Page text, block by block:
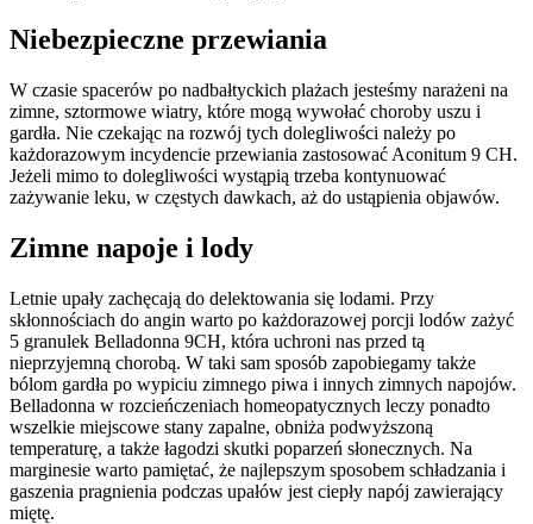
Niebezpieczne przewiania
W czasie spacerów po nadbałtyckich plażach jesteśmy narażeni na
zimne, sztormowe wiatry, które mogą wywołać choroby uszu i
gardła. Nie czekając na rozwój tych dolegliwości należy po
każdorazowym incydencie przewiania zastosować Aconitum 9 CH.
Jeżeli mimo to dolegliwości wystąpią trzeba kontynuować
zażywanie leku, w częstych dawkach, aż do ustąpienia objawów.
Zimne napoje i lody
Letnie upały zachęcają do delektowania się lodami. Przy
skłonnościach do angin warto po każdorazowej porcji lodów zażyć
5 granulek Belladonna 9CH, która uchroni nas przed tą
nieprzyjemną chorobą. W taki sam sposób zapobiegamy także
bólom gardła po wypiciu zimnego piwa i innych zimnych napojów.
Belladonna w rozcieńczeniach homeopatycznych leczy ponadto
wszelkie miejscowe stany zapalne, obniża podwyższoną
temperaturę, a także łagodzi skutki poparzeń słonecznych. Na
marginesie warto pamiętać, że najlepszym sposobem schładzania i
gaszenia pragnienia podczas upałów jest ciepły napój zawierający
miętę.